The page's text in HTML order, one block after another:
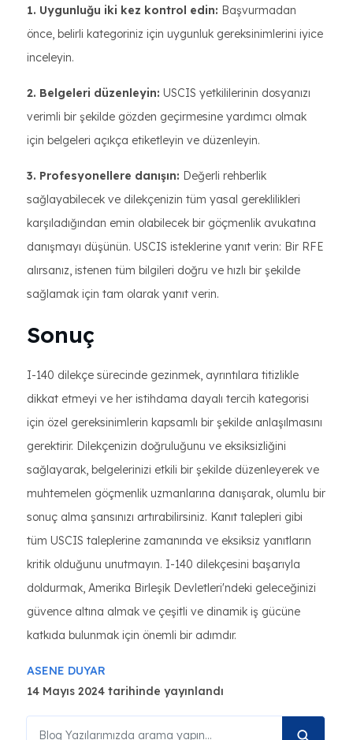
1. Uygunluğu iki kez kontrol edin: Başvurmadan
önce, belirli kategoriniz için uygunluk gereksinimlerini iyice
inceleyin.
2. Belgeleri düzenleyin: USCIS yetkililerinin dosyanızı
verimli bir şekilde gözden geçirmesine yardımcı olmak
için belgeleri açıkça etiketleyin ve düzenleyin.
3. Profesyonellere danışın: Değerli rehberlik
sağlayabilecek ve dilekçenizin tüm yasal gereklilikleri
karşıladığından emin olabilecek bir göçmenlik avukatına
danışmayı düşünün. USCIS isteklerine yanıt verin: Bir RFE
alırsanız, istenen tüm bilgileri doğru ve hızlı bir şekilde
sağlamak için tam olarak yanıt verin.
Sonuç
I-140 dilekçe sürecinde gezinmek, ayrıntılara titizlikle
dikkat etmeyi ve her istihdama dayalı tercih kategorisi
için özel gereksinimlerin kapsamlı bir şekilde anlaşılmasını
gerektirir. Dilekçenizin doğruluğunu ve eksiksizliğini
sağlayarak, belgelerinizi etkili bir şekilde düzenleyerek ve
muhtemelen göçmenlik uzmanlarına danışarak, olumlu bir
sonuç alma şansınızı artırabilirsiniz. Kanıt talepleri gibi
tüm USCIS taleplerine zamanında ve eksiksiz yanıtların
kritik olduğunu unutmayın. I-140 dilekçesini başarıyla
doldurmak, Amerika Birleşik Devletleri'ndeki geleceğinizi
güvence altına almak ve çeşitli ve dinamik iş gücüne
katkıda bulunmak için önemli bir adımdır.
ASENE DUYAR
14 Mayıs 2024 tarihinde yayınlandı